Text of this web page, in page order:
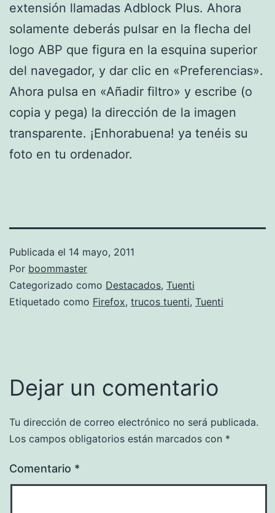
extensión llamadas Adblock Plus. Ahora
solamente deberás pulsar en la flecha del
logo ABP que figura en la esquina superior
del navegador, y dar clic en «Preferencias».
Ahora pulsa en «Añadir filtro» y escribe (o
copia y pega) la dirección de la imagen
transparente. ¡Enhorabuena! ya tenéis su
foto en tu ordenador.
Publicada el 14 mayo, 2011
Por boommaster
Categorizado como Destacados, Tuenti
Etiquetado como Firefox, trucos tuenti, Tuenti
Dejar un comentario
Tu dirección de correo electrónico no será publicada.
Los campos obligatorios están marcados con *
Comentario *